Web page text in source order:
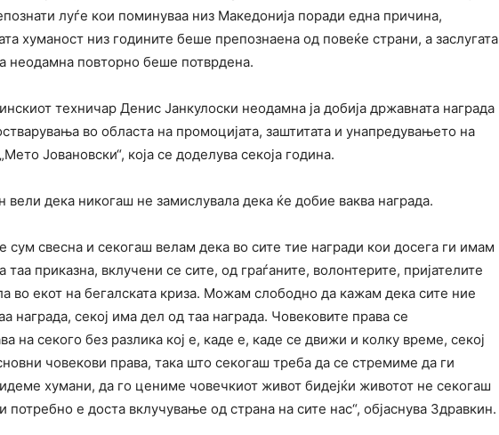
луѓе кои поминуваа низ Македонија поради една причина,
хуманост низ годините беше препознаена од повеќе страни, а заслугата
неодамна повторно беше потврдена.
техничар Денис Јанкулоски неодамна ја добија државната награда
во областа на промоцијата, заштитата и унапредувањето на
Јовановски“, која се доделува секоја година.
дека никогаш не замислувала дека ќе добие ваква награда.
сум свесна и секогаш велам дека во сите тие награди кои досега ги имам
приказна, вклучени се сите, од граѓаните, волонтерите, пријателите
во екот на бегалската криза. Можам слободно да кажам дека сите ние
награда, секој има дел од таа награда. Човековите права се
на секого без разлика кој е, каде е, каде се движи и колку време, секој
човекови права, така што секогаш треба да се стремиме да ги
хумани, да го цениме човечкиот живот бидејќи животот не секогаш
потребно е доста вклучување од страна на сите нас“, објаснува Здравкин.